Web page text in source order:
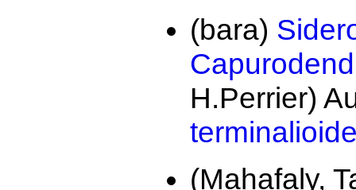
(bara)
H.Perrier)
(Mahafaly,